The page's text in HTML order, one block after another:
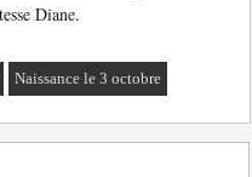
Diane.
Naissance le 3 octobre